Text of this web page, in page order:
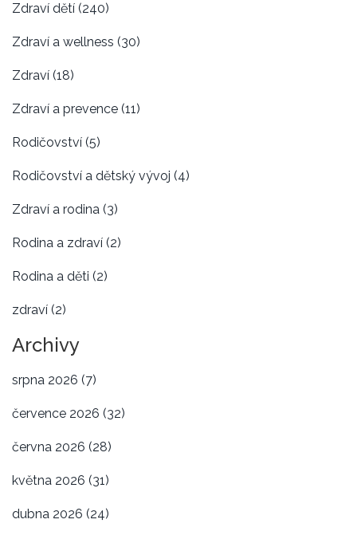
Zdraví dětí (240)
Zdraví a wellness (30)
Zdraví (18)
Zdraví a prevence (11)
Rodičovství (5)
Rodičovství a dětský vývoj (4)
Zdraví a rodina (3)
Rodina a zdraví (2)
Rodina a děti (2)
zdraví (2)
Archivy
srpna 2026 (7)
července 2026 (32)
června 2026 (28)
května 2026 (31)
dubna 2026 (24)